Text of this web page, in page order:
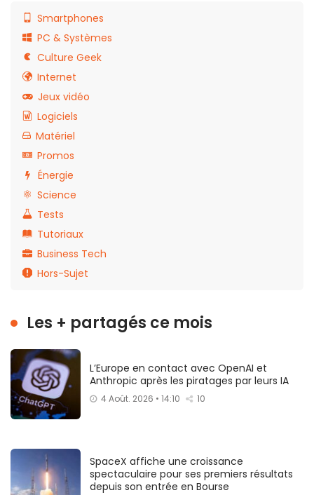
Smartphones
PC & Systèmes
Culture Geek
Internet
Jeux vidéo
Logiciels
Matériel
Promos
Énergie
Science
Tests
Tutoriaux
Business Tech
Hors-Sujet
Les + partagés ce mois
L’Europe en contact avec OpenAI et
Anthropic après les piratages par leurs IA
4 Août. 2026 • 14:10 10
SpaceX affiche une croissance
spectaculaire pour ses premiers résultats
depuis son entrée en Bourse